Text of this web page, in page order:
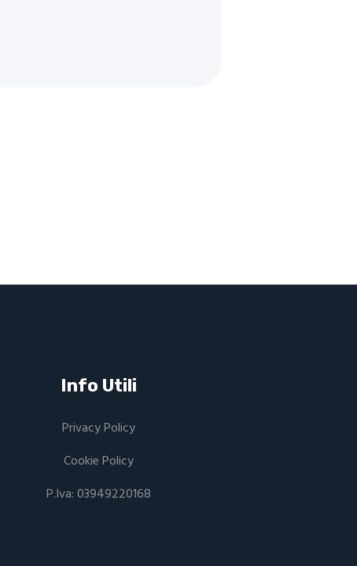
Info Utili
Privacy Policy
Cookie Policy
P.Iva: 03949220168